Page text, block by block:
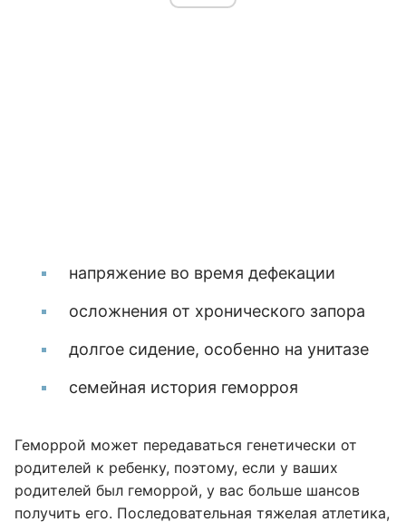
напряжение во время дефекации
осложнения от хронического запора
долгое сидение, особенно на унитазе
семейная история геморроя
Геморрой может передаваться генетически от
родителей к ребенку, поэтому, если у ваших
родителей был геморрой, у вас больше шансов
получить его. Последовательная тяжелая атлетика,